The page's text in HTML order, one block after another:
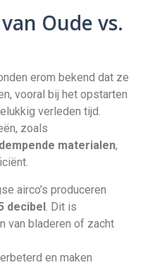
Oude vs.
erom bekend dat ze
vooral bij het opstarten
verleden tijd.
zoals
materialen,
airco’s produceren
decibel . Dit is
van bladeren of zacht
en maken